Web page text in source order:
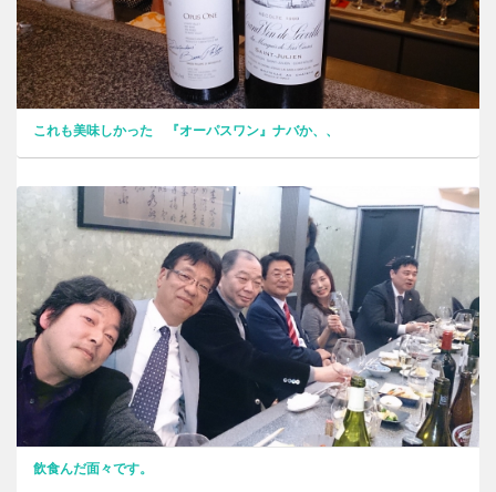
これも美味しかった 『オーパスワン』ナバか、、
飲食んだ面々です。